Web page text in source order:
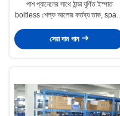
পাশ প্যানেলের সাথে ঠান্ডা ঘূর্ণিত ইস্পাত
boltless শেল্ফ আলোর কর্তব্য তাক, spacy
সেরা দাম পান